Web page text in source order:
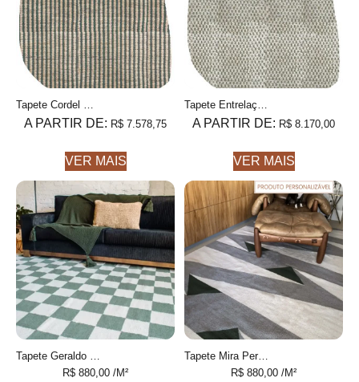
Tapete Cordel Orgânico 2 Bege e Azeitona Formas orgânicas, Feito à mão
A PARTIR DE: R$ 7.578,75
VER MAIS
Tapete Entrelaço Orgânico 2 Bege e Azeitona Formas orgânicas, Feito à mão
A PARTIR DE: R$ 8.170,00
VER MAIS
R$ 880,00 /M²
Tapete Mira Personalizável Geométrico feito à mão, 100% algodão reciclado
R$ 880,00 /M²